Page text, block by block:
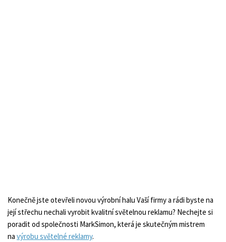
Konečně jste otevřeli novou výrobní halu Vaší firmy a rádi byste na
její střechu nechali vyrobit kvalitní světelnou reklamu? Nechejte si
poradit od společnosti MarkSimon, která je skutečným mistrem
na výrobu světelné reklamy.